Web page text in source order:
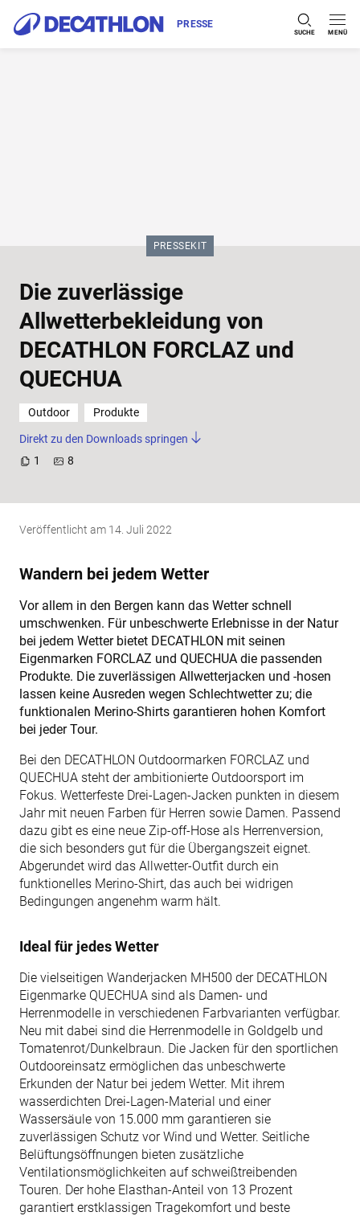
PRESSE
SUCHE MENÜ
Die zuverlässige
Allwetterbekleidung von
DECATHLON FORCLAZ und
QUECHUA
KATEGORIE:
PRESSEKIT
Outdoor Produkte
Direkt zu den Downloads springen
1
8
Veröffentlicht am 14. Juli 2022
Wandern bei jedem Wetter
Vor allem in den Bergen kann das Wetter schnell
umschwenken. Für unbeschwerte Erlebnisse in der Natur
bei jedem Wetter bietet DECATHLON mit seinen
Eigenmarken FORCLAZ und QUECHUA die passenden
Produkte. Die zuverlässigen Allwetterjacken und -hosen
lassen keine Ausreden wegen Schlechtwetter zu; die
funktionalen Merino-Shirts garantieren hohen Komfort
bei jeder Tour.
Bei den DECATHLON Outdoormarken FORCLAZ und
QUECHUA steht der ambitionierte Outdoorsport im
Fokus. Wetterfeste Drei-Lagen-Jacken punkten in diesem
Jahr mit neuen Farben für Herren sowie Damen. Passend
dazu gibt es eine neue Zip-off-Hose als Herrenversion,
die sich besonders gut für die Übergangszeit eignet.
Abgerundet wird das Allwetter-Outfit durch ein
funktionelles Merino-Shirt, das auch bei widrigen
Bedingungen angenehm warm hält.
Ideal für jedes Wetter
Die vielseitigen Wanderjacken MH500 der DECATHLON
Eigenmarke QUECHUA sind als Damen- und
Herrenmodelle in verschiedenen Farbvarianten verfügbar.
Neu mit dabei sind die Herrenmodelle in Goldgelb und
Tomatenrot/Dunkelbraun. Die Jacken für den sportlichen
Outdooreinsatz ermöglichen das unbeschwerte
Erkunden der Natur bei jedem Wetter. Mit ihrem
wasserdichten Drei-Lagen-Material und einer
Wassersäule von 15.000 mm garantieren sie
zuverlässigen Schutz vor Wind und Wetter. Seitliche
Belüftungsöffnungen bieten zusätzliche
Ventilationsmöglichkeiten auf schweißtreibenden
Touren. Der hohe Elasthan-Anteil von 13 Prozent
garantiert erstklassigen Tragekomfort und beste